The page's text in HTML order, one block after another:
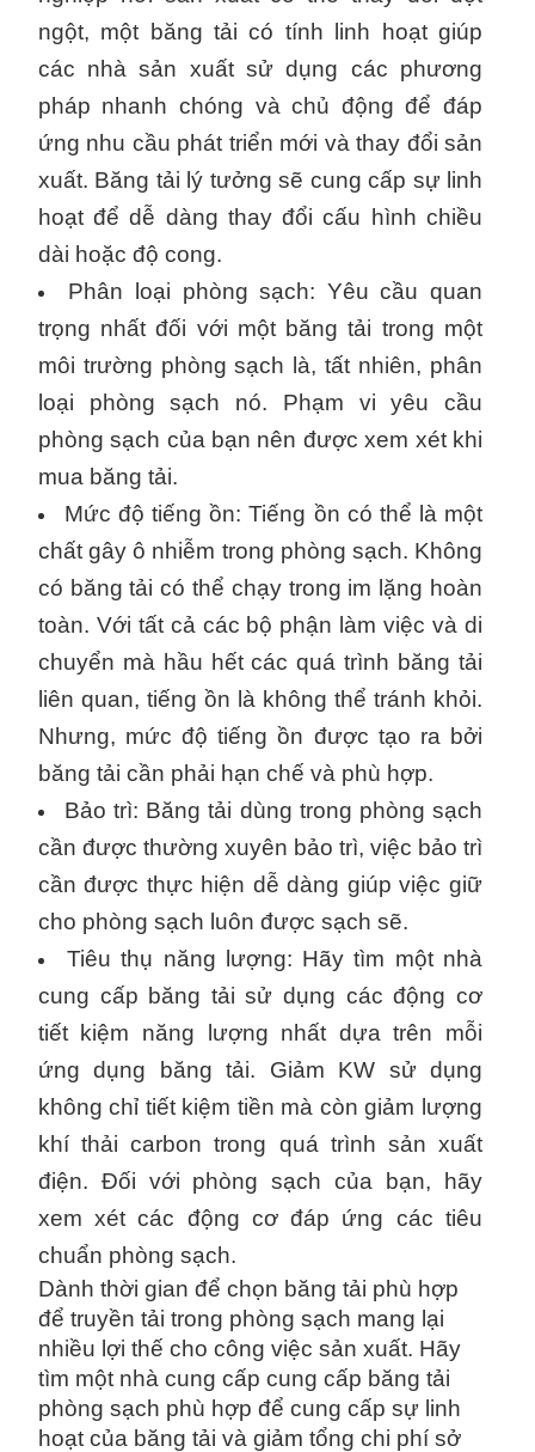
ngột, một băng tải có tính linh hoạt giúp
các nhà sản xuất sử dụng các phương
pháp nhanh chóng và chủ động để đáp
ứng nhu cầu phát triển mới và thay đổi sản
xuất. Băng tải lý tưởng sẽ cung cấp sự linh
hoạt để dễ dàng thay đổi cấu hình chiều
dài hoặc độ cong.
Phân loại phòng sạch: Yêu cầu quan
trọng nhất đối với một băng tải trong một
môi trường phòng sạch là, tất nhiên, phân
loại phòng sạch nó. Phạm vi yêu cầu
phòng sạch của bạn nên được xem xét khi
mua băng tải.
Mức độ tiếng ồn: Tiếng ồn có thể là một
chất gây ô nhiễm trong phòng sạch. Không
có băng tải có thể chạy trong im lặng hoàn
toàn. Với tất cả các bộ phận làm việc và di
chuyển mà hầu hết các quá trình băng tải
liên quan, tiếng ồn là không thể tránh khỏi.
Nhưng, mức độ tiếng ồn được tạo ra bởi
băng tải cần phải hạn chế và phù hợp.
Bảo trì: Băng tải dùng trong phòng sạch
cần được thường xuyên bảo trì, việc bảo trì
cần được thực hiện dễ dàng giúp việc giữ
cho phòng sạch luôn được sạch sẽ.
Tiêu thụ năng lượng: Hãy tìm một nhà
cung cấp băng tải sử dụng các động cơ
tiết kiệm năng lượng nhất dựa trên mỗi
ứng dụng băng tải. Giảm KW sử dụng
không chỉ tiết kiệm tiền mà còn giảm lượng
khí thải carbon trong quá trình sản xuất
điện. Đối với phòng sạch của bạn, hãy
xem xét các động cơ đáp ứng các tiêu
chuẩn phòng sạch.
Dành thời gian để chọn băng tải phù hợp
để truyền tải trong phòng sạch mang lại
nhiều lợi thế cho công việc sản xuất. Hãy
tìm một nhà cung cấp cung cấp băng tải
phòng sạch phù hợp để cung cấp sự linh
hoạt của băng tải và giảm tổng chi phí sở